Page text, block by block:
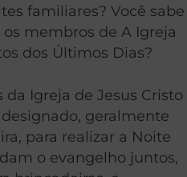
familiares? Você sabe
membros de A Igreja
dos Últimos Dias?
Igreja de Jesus Cristo
geralmente
para realizar a Noite
o evangelho juntos,